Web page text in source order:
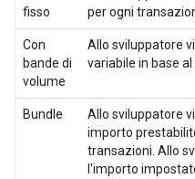
fisso
per ogni
Con
bande di
volume
Allo sviluppatore
variabile in base
Bundle
Allo sviluppatore
importo
transazioni. Allo
l'importo